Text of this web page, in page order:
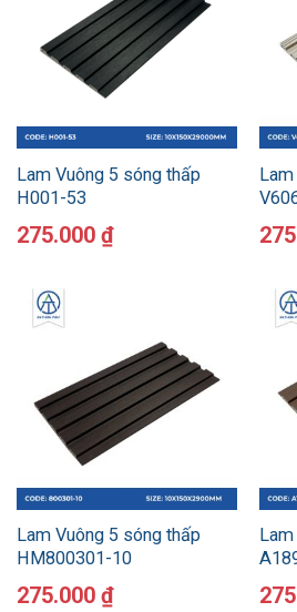
Lam Vuông 5 sóng thấp
H001-53
275.000 ₫
Lam Vuông 5 sóng thấp
HM800301-10
275.000 ₫